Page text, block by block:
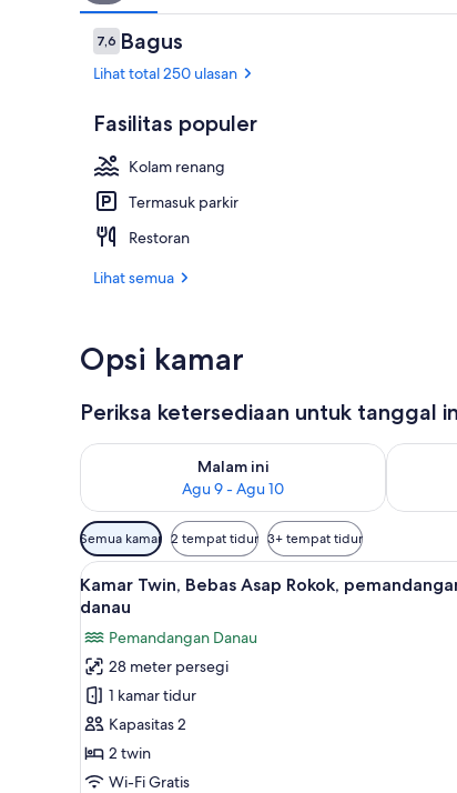
Ulasan
7,67,6 dari 10
Bagus
Lihat total 250 ulasan
Fasilitas populer
Kolam renang
Termasuk parkir
Restoran
Lihat semua
Opsi kamar
Periksa ketersediaan untuk tanggal
Malam ini
Agu 9 - Agu 10
Periksa ketersediaan untuk malam ini Agu 9 -
Periksa
Filter
tersedia
untuk
kamar
Semua kamar 2 tempat tidur 3+ tempat tidur
Lihat
semua
untuk
Kamar
Twin,
Bebas
Asap
Rokok,
Brankas, Wi-Fi gratis,
5
Kamar Twin, Bebas Asap Rokok,
danau
Pemandangan Danau
28 meter persegi
1 kamar tidur
Kapasitas 2
2 twin
Wi-Fi Gratis